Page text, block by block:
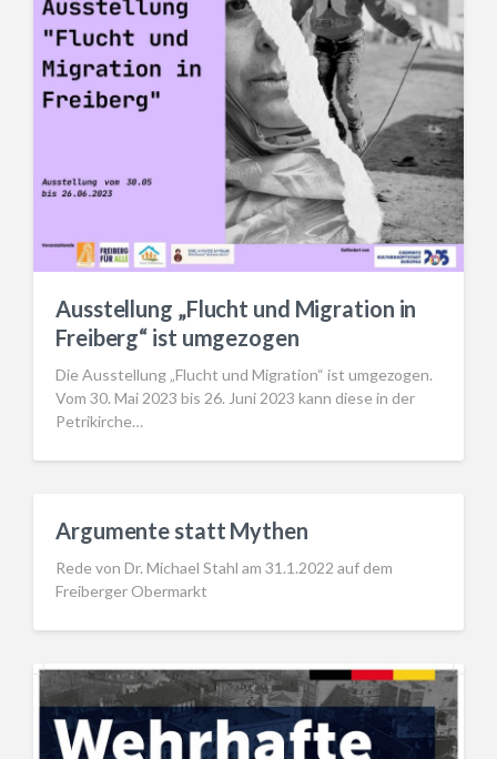
Ausstellung „Flucht und Migration in
Freiberg“ ist umgezogen
Die Ausstellung „Flucht und Migration“ ist umgezogen.
Vom 30. Mai 2023 bis 26. Juni 2023 kann diese in der
Petrikirche…
Argumente statt Mythen
Rede von Dr. Michael Stahl am 31.1.2022 auf dem
Freiberger Obermarkt